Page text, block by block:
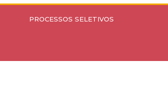
PROCESSOS SELETIVOS